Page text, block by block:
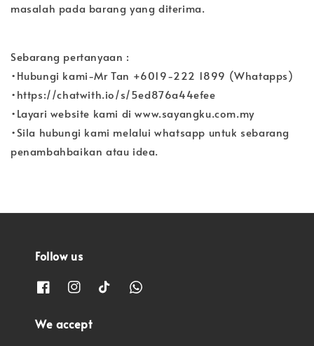
masalah pada barang yang diterima.
Sebarang pertanyaan :
•Hubungi kami-Mr Tan +6019-222 1899 (Whatapps)
•https://chatwith.io/s/5ed876a44efee
•Layari website kami di www.sayangku.com.my
•Sila hubungi kami melalui whatsapp untuk sebarang
penambahbaikan atau idea.
Follow us
We accept